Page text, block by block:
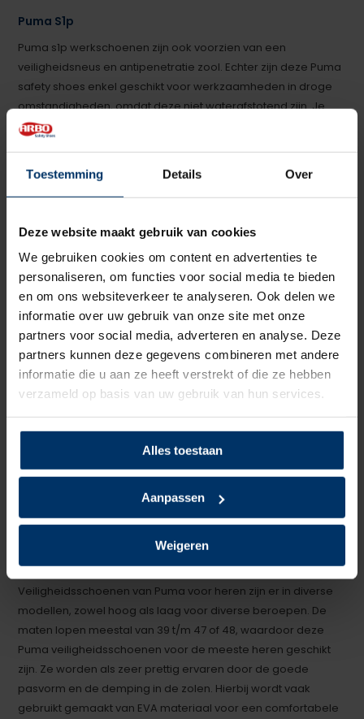
Toestemming Details Over
Deze website maakt gebruik van cookies
We gebruiken cookies om content en advertenties te
personaliseren, om functies voor social media te bieden
en om ons websiteverkeer te analyseren. Ook delen we
informatie over uw gebruik van onze site met onze
partners voor social media, adverteren en analyse. Deze
partners kunnen deze gegevens combineren met andere
informatie die u aan ze heeft verstrekt of die ze hebben
verzameld op basis van uw gebruik van hun services.
Alles toestaan
Aanpassen
Weigeren
Puma S1p
Puma s1p werkschoenen zijn ook voorzien van een
veiligheidsneus en antipenetratie zool. Echter zijn deze Puma
safety shoes enkel geschikt voor werkzaamheden in droge
omstandigheden, omdat deze niet waterafstotend zijn. Je
ziet dan ook dat de Puma s1p modellen vaak gebruikt worden
anderewerkschoenen werklaarzen
niet meteen uitziet als een typische werkschoen? Dan zit je
goed met Puma
hebben we modellen die een zeer sportief uiterlijk hebben en
bijna niet te onderscheiden zijn van een gewone sportieve of
casual schoenen. Hoge of lage modellen, lichte of donkere
modellen: het is allemaal in ons assortiment te vinden.
Puma werkschoenen dames
Puma werkschoenen zijn er ook voor dames. Veelal met een
echte damesleest die aanmerkelijk smaller zijn dan de heren
of unisex leest. Hierdoor hebben Pumaveiligheidsschoenen
beter aansluiten en niet als te breed ervaren worden. Door
de smallere leest zijn ze ook nog eens een stuk eleganter.
Veiligheidsschoenen Puma heren
Veiligheidsschoenen van Puma voor heren zijn er in diverse
modellen, zowel hoog als laag voor diverse beroepen. De
maten lopen meestal van 39 t/m 47 of 48, waardoor deze
Puma veiligheidsschoenen voor de meeste heren geschikt
zijn. Ze worden als zeer prettig ervaren door de goede
pasvorm en de demping in de zolen. Hierbij wordt vaak
gebruikt gemaakt van EVA materiaal voor een comfortabele